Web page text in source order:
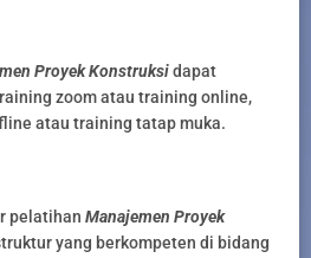
Proyek Konstruksidapat
zoom atau training online,
atau training tatap muka.
pelatihan Manajemen Proyek
yang berkompeten di bidang